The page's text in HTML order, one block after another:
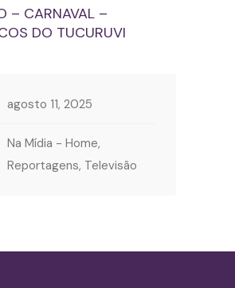
– CARNAVAL –
DO TUCURUVI
agosto 11, 2025
Na Mídia - Home,
Reportagens, Televisão